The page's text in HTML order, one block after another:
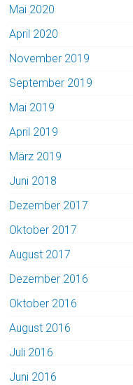
Mai 2020
April 2020
November 2019
September 2019
Mai 2019
April 2019
März 2019
Juni 2018
Dezember 2017
Oktober 2017
August 2017
Dezember 2016
Oktober 2016
August 2016
Juli 2016
Juni 2016